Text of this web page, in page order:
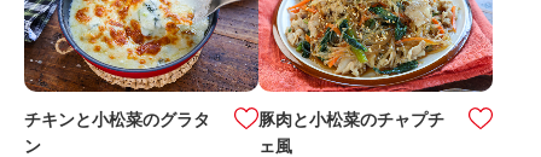
チキンと小松菜のグラタ
ン
豚肉と小松菜のチャプチ
ェ風